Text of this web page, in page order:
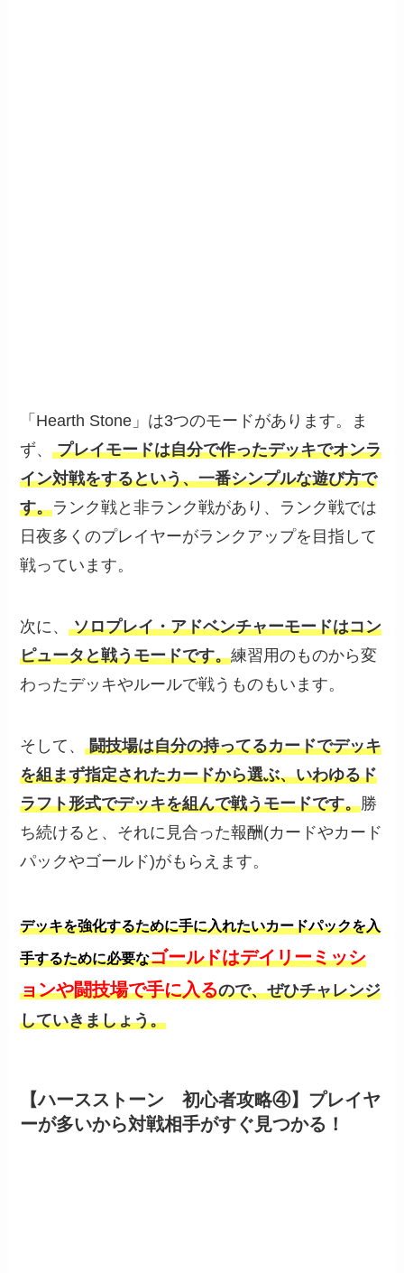
「Hearth Stone」は3つのモードがあります。ま
ず、 プレイモードは自分で作ったデッキでオンラ
イン対戦をするという、一番シンプルな遊び方で
す。ランク戦と非ランク戦があり、ランク戦では
日夜多くのプレイヤーがランクアップを目指して
戦っています。
次に、 ソロプレイ・アドベンチャーモードはコン
ピュータと戦うモードです。練習用のものから変
わったデッキやルールで戦うものもいます。
そして、 闘技場は自分の持ってるカードでデッキ
を組まず指定されたカードから選ぶ、いわゆるド
ラフト形式でデッキを組んで戦うモードです。勝
ち続けると、それに見合った報酬(カードやカード
パックやゴールド)がもらえます。
デッキを強化するために手に入れたいカードパックを入
手するために必要なゴールドはデイリーミッシ
ョンや闘技場で手に入るので、ぜひチャレンジ
していきましょう。
【ハースストーン 初心者攻略④】プレイヤ
ーが多いから対戦相手がすぐ見つかる！